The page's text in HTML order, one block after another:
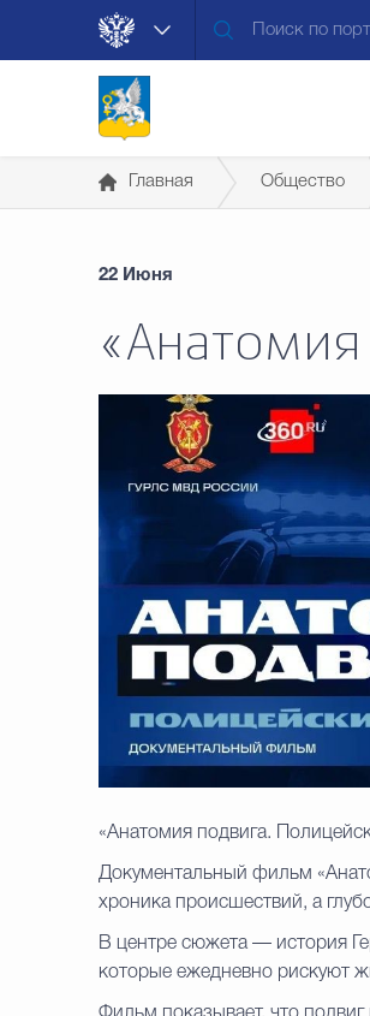
Главная Общество
22 Июня
«Анатомия
«Анатомия подвига.
Документальный фильм
хроника происшествий, а
В центре сюжета — история
которые ежедневно рискуют